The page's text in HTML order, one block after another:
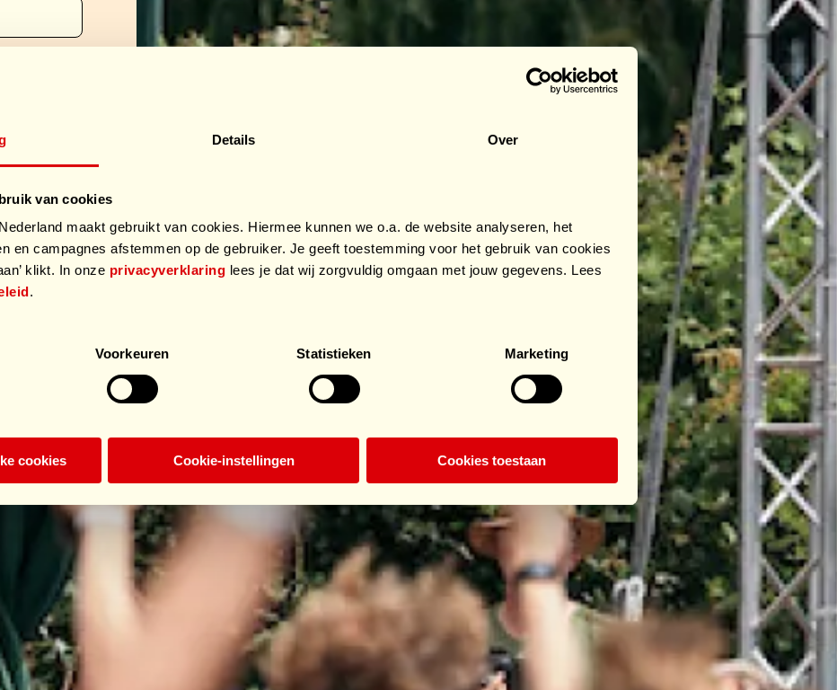
Details Over
van cookies
maakt gebruikt van cookies. Hiermee kunnen we o.a. de website analyseren, het
en campagnes afstemmen op de gebruiker. Je geeft toestemming voor het gebruik van cookies
klikt. In onze privacyverklaring lees je dat wij zorgvuldig omgaan met jouw gegevens. Lees
.
Voorkeuren Statistieken Marketing
cookies Cookie-instellingen Cookies toestaan